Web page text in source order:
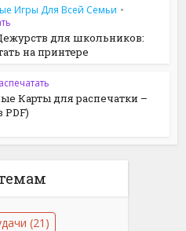
Игры Для Всей Семьи •
для школьников:
на принтере
Карты для распечатки –
PDF)
(21)